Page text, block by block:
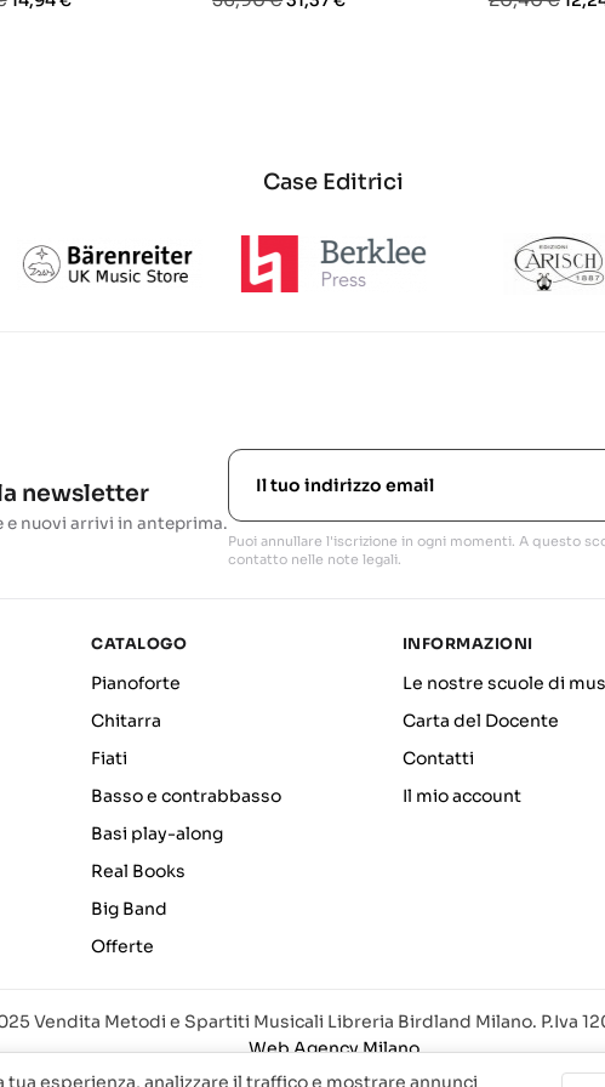
Case Editrici
newsletter
e nuovi arrivi in anteprima.
Puoi annullare l'iscrizione in ogni momenti. A questo
contatto nelle note legali.
CATALOGO
Pianoforte
Chitarra
Fiati
Basso e contrabbasso
Basi play-along
Real Books
Big Band
Offerte
INFORMAZIONI
Le nostre scuole di
Carta del Docente
Contatti
Il mio account
Vendita Metodi e Spartiti Musicali Libreria Birdland Milano. P.Iva
Web Agency Milano
esperienza, analizzare il traffico e mostrare annunci